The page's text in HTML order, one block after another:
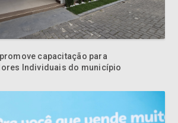
capacitação para
Individuais do município